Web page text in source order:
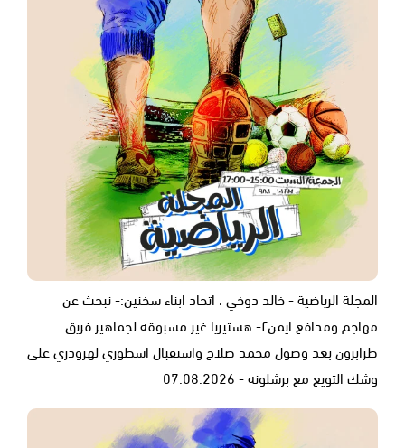
المجلة الرياضية - خالد دوخي ، اتحاد ابناء سخنين:- نبحث عن
مهاجم ومدافع ايمن٢- هستيريا غير مسبوقه لجماهير فريق
طرابزون بعد وصول محمد صلاح واستقبال اسطوري لهرودري على
وشك التويع مع برشلونه - 07.08.2026